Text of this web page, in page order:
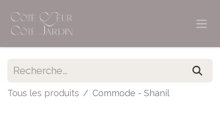
Tous les produits Commode - Shanil